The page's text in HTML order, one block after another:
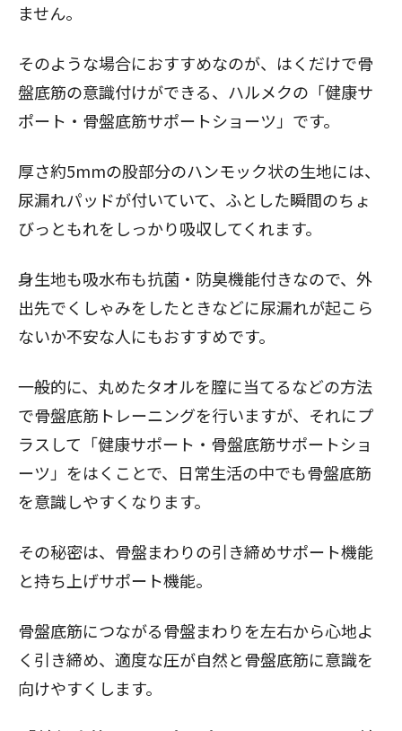
ません。
そのような場合におすすめなのが、はくだけで骨
盤底筋の意識付けができる、ハルメクの「健康サ
ポート・骨盤底筋サポートショーツ」です。
厚さ約5mmの股部分のハンモック状の生地には、
尿漏れパッドが付いていて、ふとした瞬間のちょ
びっともれをしっかり吸収してくれます。
身生地も吸水布も抗菌・防臭機能付きなので、外
出先でくしゃみをしたときなどに尿漏れが起こら
ないか不安な人にもおすすめです。
一般的に、丸めたタオルを膣に当てるなどの方法
で骨盤底筋トレーニングを行いますが、それにプ
ラスして「健康サポート・骨盤底筋サポートショ
ーツ」をはくことで、日常生活の中でも骨盤底筋
を意識しやすくなります。
その秘密は、骨盤まわりの引き締めサポート機能
と持ち上げサポート機能。
骨盤底筋につながる骨盤まわりを左右から心地よ
く引き締め、適度な圧が自然と骨盤底筋に意識を
向けやすくします。